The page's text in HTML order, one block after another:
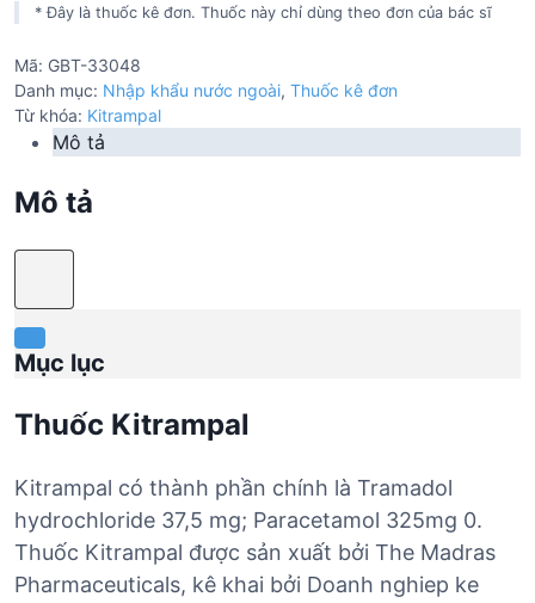
* Đây là thuốc kê đơn. Thuốc này chỉ dùng theo đơn của bác sĩ
Mã: GBT-33048
Danh mục: Nhập khẩu nước ngoài, Thuốc kê đơn
Từ khóa: Kitrampal
Mô tả
Mô tả
Mục lục
Thuốc Kitrampal
Kitrampal có thành phần chính là Tramadol
hydrochloride 37,5 mg; Paracetamol 325mg 0.
Thuốc Kitrampal được sản xuất bởi The Madras
Pharmaceuticals, kê khai bởi Doanh nghiep ke